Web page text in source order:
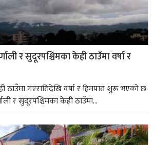
र सुदूरपश्चिमका केही ठाउँमा वर्षा र
ठाउँमा गएरातिदेखि वर्षा र हिमपात शुरू भएको छ
र सुदूरपश्चिमका केही ठाउँमा...